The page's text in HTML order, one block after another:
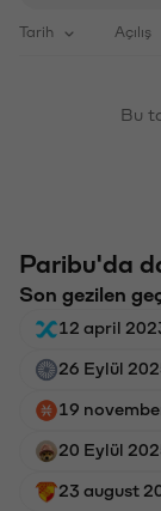
Tarih Açılış
Bu
Paribu'da
Son gezilen
12 april
26 Eylül
19
20 Eylül
23 august